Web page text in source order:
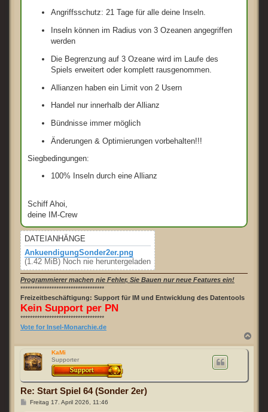
Angriffsschutz: 21 Tage für alle deine Inseln.
Inseln können im Radius von 3 Ozeanen angegriffen
werden
Die Begrenzung auf 3 Ozeane wird im Laufe des
Spiels erweitert oder komplett rausgenommen.
Allianzen haben ein Limit von 2 Usern
Handel nur innerhalb der Allianz
Bündnisse immer möglich
Änderungen & Optimierungen vorbehalten!!!
Siegbedingungen:
100% Inseln durch eine Allianz
Schiff Ahoi,
deine IM-Crew
DATEIANHÄNGE
AnkuendigungSonder2er.png
(1.42 MiB) Noch nie heruntergeladen
Programmierer machen nie Fehler, Sie Bauen nur neue Features ein!
***********************************
Freizeitbeschäftigung: Support für IM und Entwicklung des Datentools
Kein Support per PN
***********************************
Vote for Insel-Monarchie.de
KaMi
Supporter
Re: Start Spiel 64 (Sonder 2er)
BFreitag 17. April 2026, 11:46